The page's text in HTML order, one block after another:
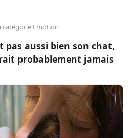
Tops
Conso
catégorie Emotion
pas aussi bien son chat,
probablement jamais